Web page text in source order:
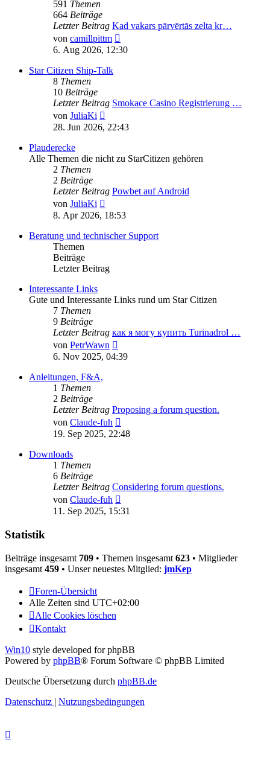
591 Themen
664 Beiträge
Letzter Beitrag Kad vakars pārvērtās zelta kr…
von camillpittm
Beitrag
6. Aug 2026, 12:30
Star Citizen Ship-Talk
8 Themen
10 Beiträge
Letzter Beitrag Smokace Casino Registrierung …
von JuliaKi
Beitrag
28. Jun 2026, 22:43
Plauderecke
Alle Themen die nicht zu StarCitizen gehören
2 Themen
2 Beiträge
Letzter Beitrag Powbet auf Android
von JuliaKi
Beitrag
8. Apr 2026, 18:53
Beratung und technischer Support
Themen
Beiträge
Letzter Beitrag
Interessante Links
Gute und Interessante Links rund um Star Citizen
7 Themen
9 Beiträge
Letzter Beitrag как я могу купить Turinadrol …
von PetrWawn
Beitrag
6. Nov 2025, 04:39
Anleitungen, F&A,
1 Themen
2 Beiträge
Letzter Beitrag Proposing a forum question.
von Claude-fuh
Beitrag
19. Sep 2025, 22:48
Downloads
1 Themen
6 Beiträge
Letzter Beitrag Considering forum questions.
von Claude-fuh
Beitrag
11. Sep 2025, 15:31
Statistik
Beiträge insgesamt 709 • Themen insgesamt 623 • Mitglieder
insgesamt 459 • Unser neuestes Mitglied: jmKep
Foren-Übersicht
Alle Zeiten sind UTC+02:00
Alle Cookies löschen
Kontakt
Win10 style developed for phpBB
Powered by phpBB® Forum Software © phpBB Limited
Deutsche Übersetzung durch phpBB.de
Datenschutz | Nutzungsbedingungen